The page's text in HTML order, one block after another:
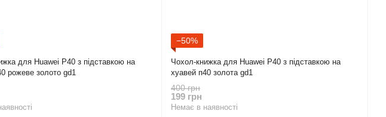
для Huawei P40 з підставкою на
рожеве золото gd1
−50%
Чохол-книжка для Huawei P40 з підставкою на
хуавей п40 золота gd1
400 грн
199 грн
Немає в наявності